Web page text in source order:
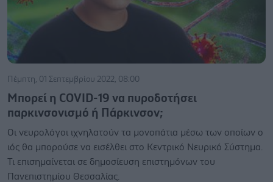
Πέμπτη, 01 Σεπτεμβρίου 2022, 08:00
Μπορεί η COVID-19 να πυροδοτήσει
παρκινσονισμό ή Πάρκινσον;
Οι νευρολόγοι ιχνηλατούν τα μονοπάτια μέσω των οποίων ο
ιός θα μπορούσε να εισέλθει στο Κεντρικό Νευρικό Σύστημα.
Τι επισημαίνεται σε δημοσίευση επιστημόνων του
Πανεπιστημίου Θεσσαλίας.